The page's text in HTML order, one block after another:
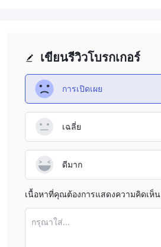
เขียนรีวิวโบรกเกอร์
การเปิดเผย
เฉลี่ย
ดีมาก
เนื้อหาที่คุณต้องการแสดงความคิดเห็น
กรุณาใส่...